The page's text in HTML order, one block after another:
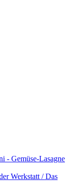
- Gemüse-Lasagne
Werkstatt / Das